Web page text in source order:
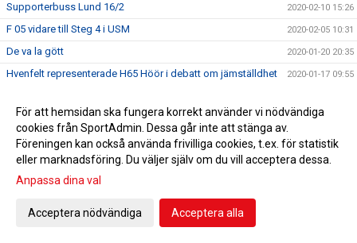
Supporterbuss Lund 16/2 2020-02-10 15:26
F 05 vidare till Steg 4 i USM 2020-02-05 10:31
De va la gött 2020-01-20 20:35
Hvenfelt representerade H65 Höör i debatt om jämställdhet 2020-01-17 09:55
En liten julhälsning &#127876; 2019-12-23 11:23
Bli H65 volontär 2019-12-12 11:34
Nylansering - H65 Shoppen 2019-11-28 17:00
Flickor A vidare till Steg 3 i USM
Radiointervju med tre tjejer från F 09
För att hemsidan ska fungera korrekt använder vi nödvändiga
cookies från SportAdmin. Dessa går inte att stänga av.
Föreningen kan också använda frivilliga cookies, t.ex. för statistik
eller marknadsföring. Du väljer själv om du vill acceptera dessa.
Anpassa dina val
Acceptera nödvändiga Acceptera alla